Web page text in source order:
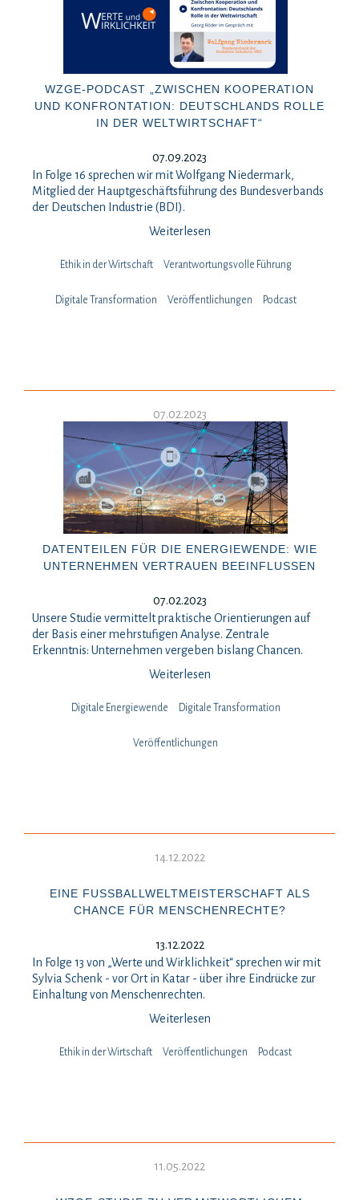
WZGE-PODCAST „ZWISCHEN KOOPERATION
UND KONFRONTATION: DEUTSCHLANDS ROLLE
IN DER WELTWIRTSCHAFT“
07.09.2023
In Folge 16 sprechen wir mit Wolfgang Niedermark,
Mitglied der Hauptgeschäftsführung des Bundesverbands
der Deutschen Industrie (BDI).
Weiterlesen
Ethik in der Wirtschaft Verantwortungsvolle Führung
Digitale Transformation Veröffentlichungen Podcast
07.02.2023
DATENTEILEN FÜR DIE ENERGIEWENDE: WIE
UNTERNEHMEN VERTRAUEN BEEINFLUSSEN
07.02.2023
Unsere Studie vermittelt praktische Orientierungen auf
der Basis einer mehrstufigen Analyse. Zentrale
Erkenntnis: Unternehmen vergeben bislang Chancen.
Weiterlesen
Digitale Energiewende Digitale Transformation
Veröffentlichungen
14.12.2022
EINE FUSSBALLWELTMEISTERSCHAFT ALS C
HANCE FÜR MENSCHENRECHTE?
13.12.2022
In Folge 13 von „Werte und Wirklichkeit“ sprechen wir mit
Sylvia Schenk - vor Ort in Katar - über ihre Eindrücke zur
Einhaltung von Menschenrechten.
Weiterlesen
Ethik in der Wirtschaft Veröffentlichungen Podcast
11.05.2022